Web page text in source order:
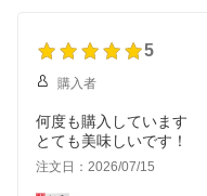
5
購入者
何度も購入しています
とても美味しいです！
注文日：2026/07/15